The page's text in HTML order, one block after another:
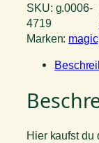
SKU: g.0006-
4719
Marken:
Hier kaufst du